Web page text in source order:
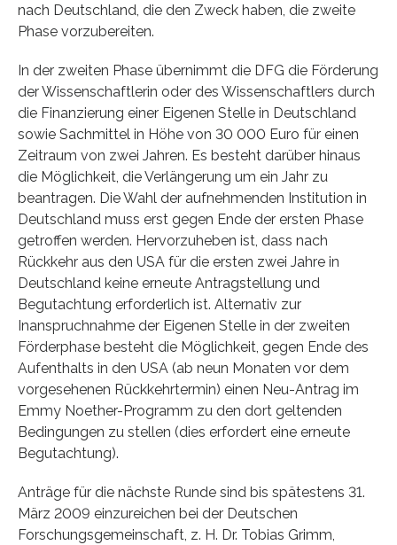
nach Deutschland, die den Zweck haben, die zweite
Phase vorzubereiten.
In der zweiten Phase übernimmt die DFG die Förderung
der Wissenschaftlerin oder des Wissenschaftlers durch
die Finanzierung einer Eigenen Stelle in Deutschland
sowie Sachmittel in Höhe von 30 000 Euro für einen
Zeitraum von zwei Jahren. Es besteht darüber hinaus
die Möglichkeit, die Verlängerung um ein Jahr zu
beantragen. Die Wahl der aufnehmenden Institution in
Deutschland muss erst gegen Ende der ersten Phase
getroffen werden. Hervorzuheben ist, dass nach
Rückkehr aus den USA für die ersten zwei Jahre in
Deutschland keine erneute Antragstellung und
Begutachtung erforderlich ist. Alternativ zur
Inanspruchnahme der Eigenen Stelle in der zweiten
Förderphase besteht die Möglichkeit, gegen Ende des
Aufenthalts in den USA (ab neun Monaten vor dem
vorgesehenen Rückkehrtermin) einen Neu-Antrag im
Emmy Noether-Programm zu den dort geltenden
Bedingungen zu stellen (dies erfordert eine erneute
Begutachtung).
Anträge für die nächste Runde sind bis spätestens 31.
März 2009 einzureichen bei der Deutschen
Forschungsgemeinschaft, z. H. Dr. Tobias Grimm,